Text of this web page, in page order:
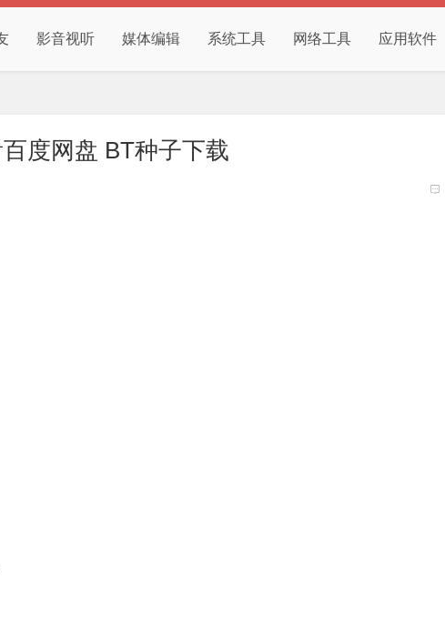
影音视听 媒体编辑 系统工具 网络工具 应用软件
度网盘 BT种子下载